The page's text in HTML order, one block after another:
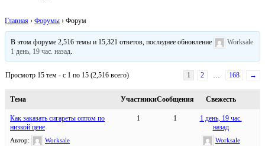
Главная › Форумы › Форум
В этом форуме 2,516 темы и 15,321 ответов, последнее обновление
Worksale
1 день, 19 час. назад.
Просмотр 15 тем - с 1 по 15 (2,516 всего) 1 2 … 168 →
Тема УчастникиСообщения Свежесть
Как заказать сигареты оптом по
низкой цене
Автор: Worksale
1 1
1 день, 19 час.
назад
Worksale